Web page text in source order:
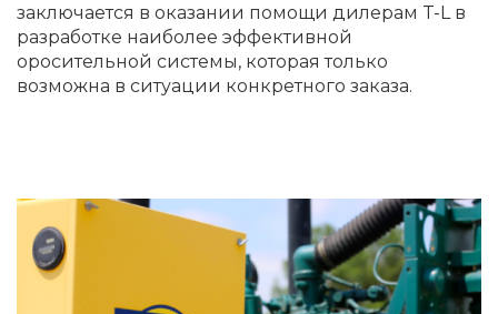
заключается в оказании помощи дилерам T-L в
разработке наиболее эффективной
оросительной системы, которая только
возможна в ситуации конкретного заказа.